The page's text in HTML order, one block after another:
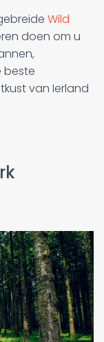
Wild
doen om u
beste
van Ierland